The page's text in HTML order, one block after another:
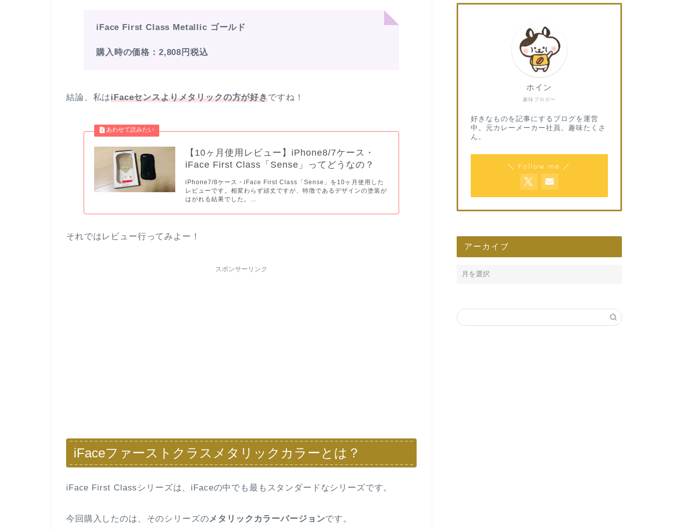
iFace First Class Metallic ゴールド
購入時の価格：2,808円税込
結論、私はiFaceセンスよりメタリックの方が好きですね！
【10ヶ月使用レビュー】iPhone8/7ケース・
iFace First Class「Sense」ってどうなの？
iPhone7/8ケース・iFace First Class「Sense」を10ヶ月使用した
レビューです。相変わらず頑丈ですが、特徴であるデザインの塗装が
はがれる結果でした。...
それではレビュー行ってみよー！
スポンサーリンク
iFaceファーストクラスメタリックカラーとは？
iFace First Classシリーズは、iFaceの中でも最もスタンダードなシリーズです。
今回購入したのは、そのシリーズのメタリックカラーバージョンです。
趣味ブロガー
ホイン
好きなものを記事にするブログを運営
中。元カレーメーカー社員。趣味たくさ
ん。
＼ Follow me ／
アーカイブ